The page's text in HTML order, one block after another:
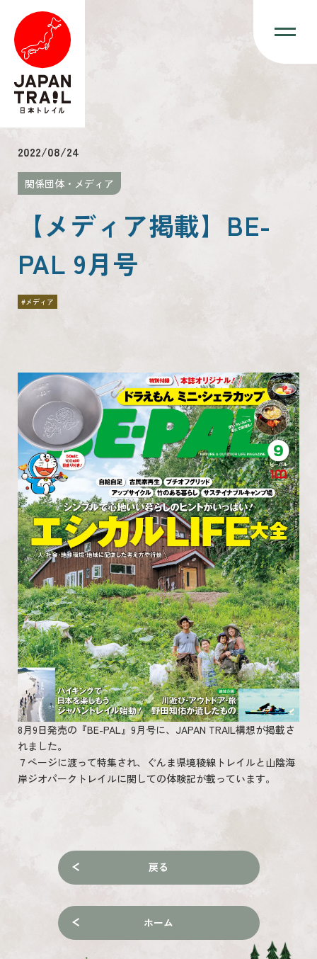
2022/08/24
関係団体・メディア
【メディア掲載】BE-
PAL 9月号
#メディア
8月9日発売の『BE-PAL』9月号に、JAPAN TRAIL構想が掲載さ
れました。
７ページに渡って特集され、ぐんま県境稜線トレイルと山陰海
岸ジオパークトレイルに関しての体験記が載っています。
戻る
ホーム